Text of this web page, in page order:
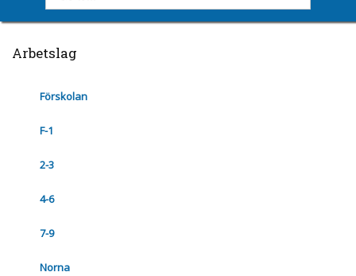
Arbetslag
Förskolan
F-1
2-3
4-6
7-9
Norna